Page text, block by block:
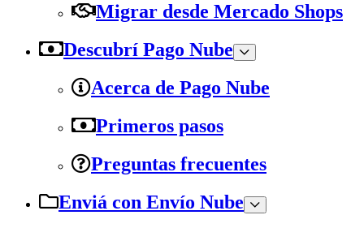
Migrar desde Mercado Shops
Descubrí Pago Nube
Acerca de Pago Nube
Primeros pasos
Preguntas frecuentes
Enviá con Envío Nube